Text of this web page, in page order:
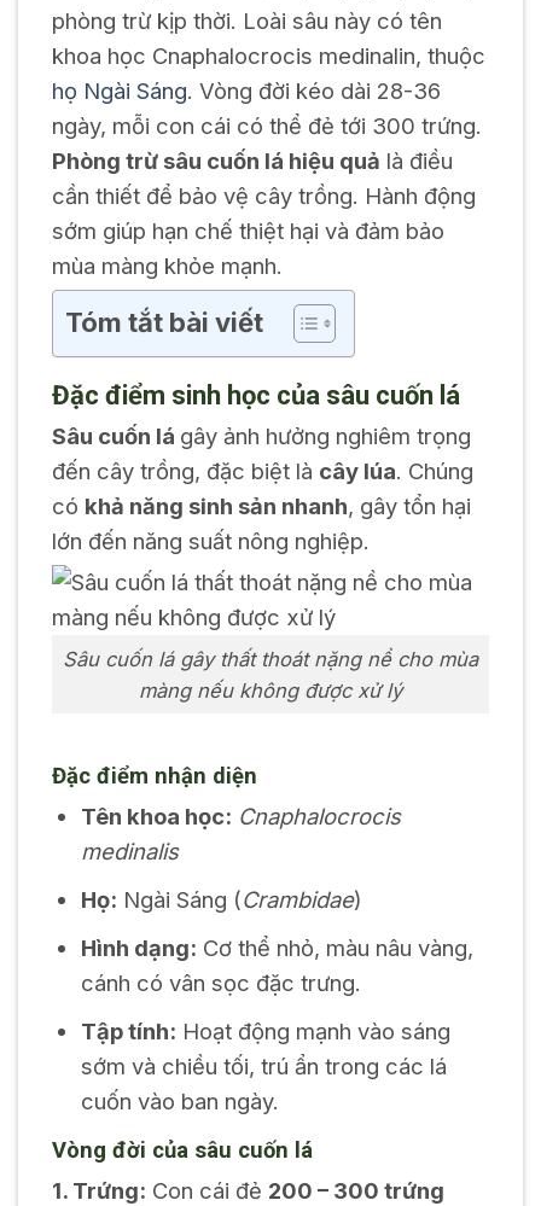
phòng trừ kịp thời. Loài sâu này có tên
khoa học Cnaphalocrocis medinalin, thuộc
họ Ngài Sáng. Vòng đời kéo dài 28-36
ngày, mỗi con cái có thể đẻ tới 300 trứng.
Phòng trừ sâu cuốn lá hiệu quả là điều
cần thiết để bảo vệ cây trồng. Hành động
sớm giúp hạn chế thiệt hại và đảm bảo
mùa màng khỏe mạnh.
Tóm tắt bài viết
Đặc điểm sinh học của sâu cuốn lá
Sâu cuốn lá gây ảnh hưởng nghiêm trọng
đến cây trồng, đặc biệt là cây lúa. Chúng
có khả năng sinh sản nhanh, gây tổn hại
lớn đến năng suất nông nghiệp.
Sâu cuốn lá gây thất thoát nặng nề cho mùa
màng nếu không được xử lý
Đặc điểm nhận diện
Tên khoa học: Cnaphalocrocis
medinalis
Họ: Ngài Sáng (Crambidae)
Hình dạng: Cơ thể nhỏ, màu nâu vàng,
cánh có vân sọc đặc trưng.
Tập tính: Hoạt động mạnh vào sáng
sớm và chiều tối, trú ẩn trong các lá
cuốn vào ban ngày.
Vòng đời của sâu cuốn lá
1. Trứng: Con cái đẻ 200 – 300 trứng